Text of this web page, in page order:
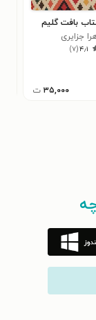
بافت گلیم
جزایری
۴٫۱(۷)
۳۵,۰۰۰ ت